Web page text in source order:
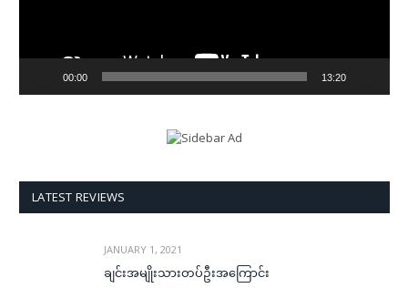
00:00 13:20
LATEST REVIEWS
JANUARY 1, 2021
ချင်းအမျိုးသားတပ်ဦးအကြောင်း